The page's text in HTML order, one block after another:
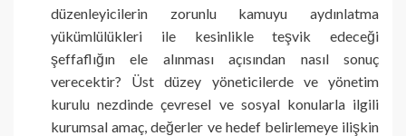
düzenleyicilerin zorunlu kamuyu aydınlatma
yükümlülükleri ile kesinlikle teşvik edeceği
şeffaflığın ele alınması açısından nasıl sonuç
verecektir? Üst düzey yöneticilerde ve yönetim
kurulu nezdinde çevresel ve sosyal konularla ilgili
kurumsal amaç, değerler ve hedef belirlemeye ilişkin